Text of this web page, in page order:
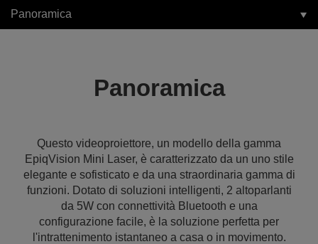
Panoramica
Panoramica
Questo videoproiettore, un modello della gamma
EpiqVision Mini Laser, è caratterizzato da un uno stile
elegante e sofisticato e da una straordinaria gamma di
funzioni. Dotato di soluzioni intelligenti, 2 altoparlanti
da 5W con connettività Bluetooth e una
configurazione facile, è la soluzione perfetta per
l'intrattenimento istantaneo a casa o in movimento.